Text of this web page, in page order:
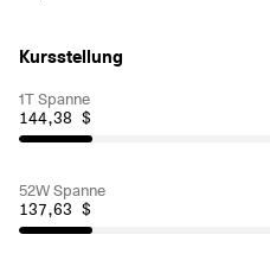
Kursstellung
1T Spanne
144,38 $
52W Spanne
137,63 $